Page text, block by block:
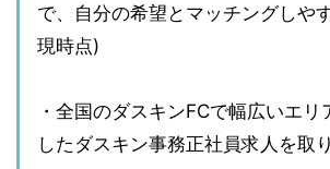
で、自分の希望とマッチングしや
現時点)
・全国のダスキンFCで幅広いエ
したダスキン事務正社員求人を取